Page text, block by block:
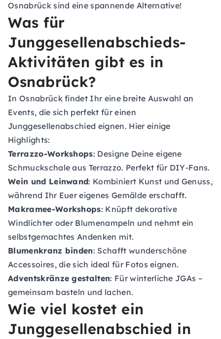
Osnabrück sind eine spannende Alternative!
Was für
Junggesellenabschieds-
Aktivitäten gibt es in
Osnabrück?
In Osnabrück findet Ihr eine breite Auswahl an
Events, die sich perfekt für einen
Junggesellenabschied eignen. Hier einige
Highlights:
Terrazzo-Workshops: Designe Deine eigene
Schmuckschale aus Terrazzo. Perfekt für DIY-Fans.
Wein und Leinwand: Kombiniert Kunst und Genuss,
während Ihr Euer eigenes Gemälde erschafft.
Makramee-Workshops: Knüpft dekorative
Windlichter oder Blumenampeln und nehmt ein
selbstgemachtes Andenken mit.
Blumenkranz binden: Schafft wunderschöne
Accessoires, die sich ideal für Fotos eignen.
Adventskränze gestalten: Für winterliche JGAs –
gemeinsam basteln und lachen.
Wie viel kostet ein
Junggesellenabschied in